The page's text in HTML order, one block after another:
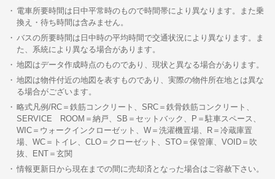
電車所要時間は日中平常時のもので時間帯により異なります。また乗
換え・待ち時間は含みません。
バスの所要時間は日中時の平均時間で交通状況により異なります。ま
た、系統により異なる場合があります。
地図はデータ作成時点のものであり、現状と異なる場合があります。
地図は物件付近の地図を表すものであり、実際の物件所在地とは異な
る場合がございます。
略式凡例/RC＝鉄筋コンクリート、SRC＝鉄骨鉄筋コンクリート、
SERVICE ROOM＝納戸、SB＝セットバック、P＝駐車スペース、
WIC＝ウォークインクローゼット、W＝洗濯機置場、R＝冷蔵庫置
場、WC＝トイレ、CLO＝クローゼット、STO＝保管庫、VOID＝吹
抜、ENT＝玄関
情報更新日から現在までの間に売却済となった場合はご容赦下さい。